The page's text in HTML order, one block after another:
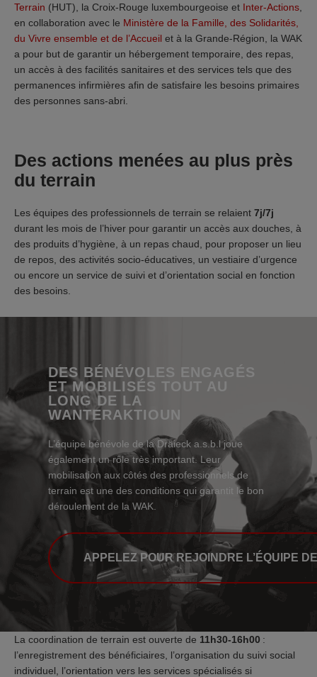
Terrain (HUT), la Croix-Rouge luxembourgeoise et Inter-Actions,
en collaboration avec le Ministère de la Famille, des Solidarités,
du Vivre ensemble et de l’Accueil et à la Grande-Région, la WAK
a pour but de garantir un hébergement temporaire, des repas,
un accès à des facilités sanitaires et des services tels que des
permanences infirmières afin de satisfaire les besoins primaires
des personnes sans-abri.
Des actions menées au plus près
du terrain
Les équipes des professionnels de terrain se relaient 7j/7j
durant les mois de l’hiver pour garantir un accès aux douches, à
des produits d’hygiène, à un repas chaud, pour proposer un lieu
de repos, des activités socio-éducatives, un vestiaire d’urgence
ou encore un service de suivi et d’orientation social en fonction
des besoins.
DES BÉNÉVOLES ENGAGÉS
ET MOBILISÉS TOUT AU
LONG DE LA
WANTERAKTIOUN
L’équipe bénévole de la Dräieck a.s.b.l joue
également un rôle très important. Leur
mobilisation aux côtés des professionnels de
terrain est une des conditions qui garantit le bon
déroulement de la WAK.
APPELEZ POUR REJOINDRE L’ÉQUIPE
La coordination de terrain est ouverte de 11h30-16h00 :
l’enregistrement des bénéficiaires, l’organisation du suivi social
individuel, l’orientation vers les services spécialisés si